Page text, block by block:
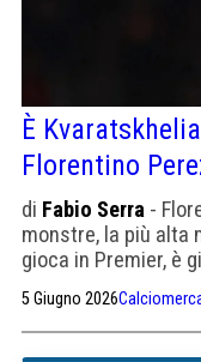
È
Florentino
di Fabio Serra -
monstre, la più alta
gioca in Premier, è
5 Giugno 2026